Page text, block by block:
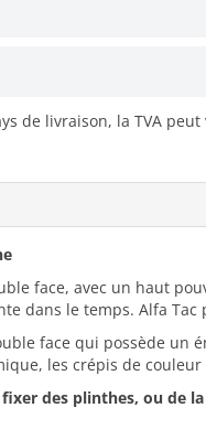
de livraison, la TVA
face, avec un haut
dans le temps. Alfa
face qui possède un
les crépis de couleur
des plinthes, ou de